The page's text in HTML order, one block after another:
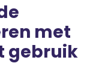
met
gebruik